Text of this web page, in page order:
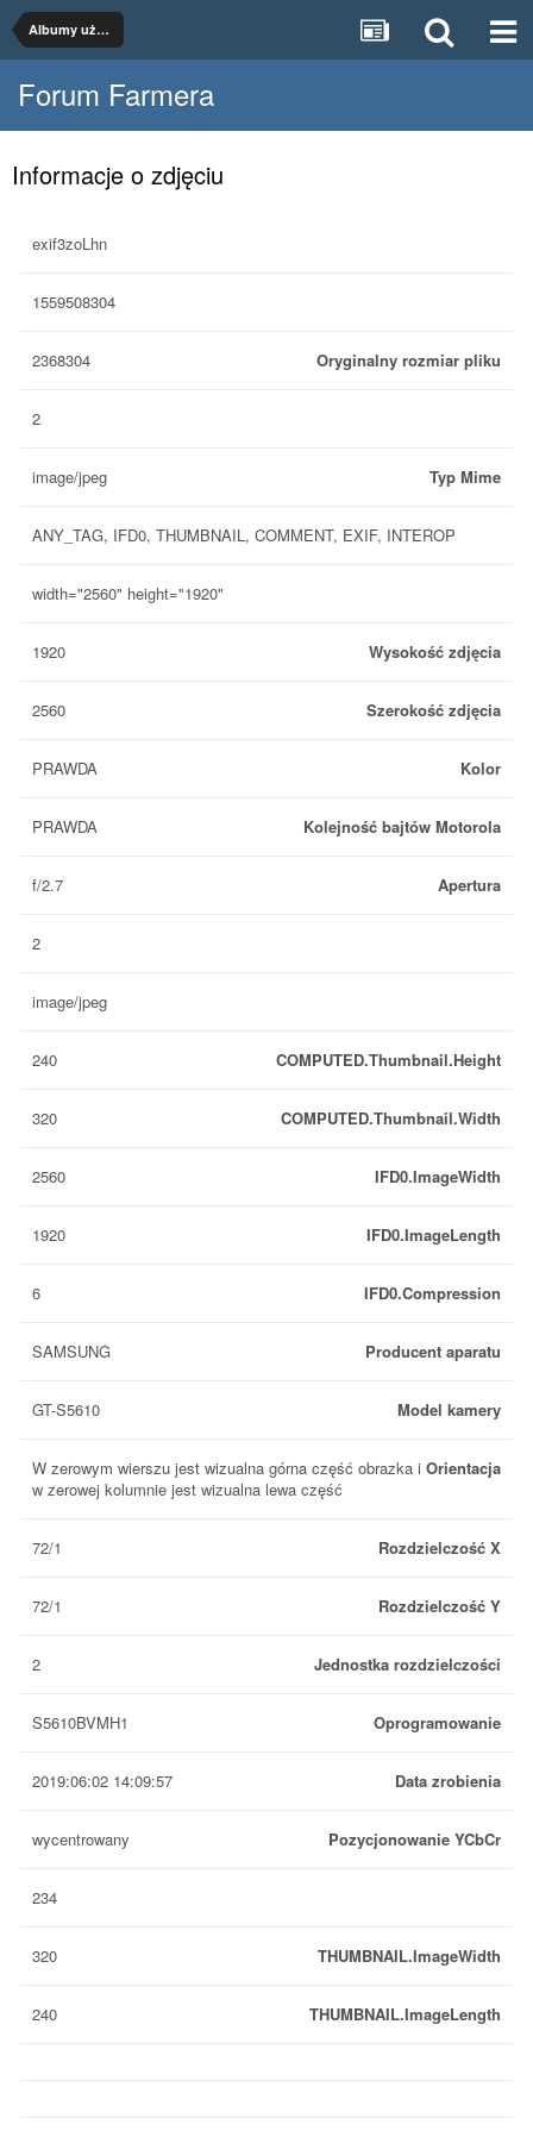
Albumy użytkowników
Forum Farmera
Informacje o zdjęciu
exif3zoLhn
1559508304
Oryginalny rozmiar pliku
2368304
2
Typ Mime
image/jpeg
ANY_TAG, IFD0, THUMBNAIL, COMMENT, EXIF, INTEROP
width="2560" height="1920"
Wysokość zdjęcia
1920
Szerokość zdjęcia
2560
Kolor
PRAWDA
Kolejność bajtów Motorola
PRAWDA
Apertura
f/2.7
2
image/jpeg
COMPUTED.Thumbnail.Height
240
COMPUTED.Thumbnail.Width
320
IFD0.ImageWidth
2560
IFD0.ImageLength
1920
IFD0.Compression
6
Producent aparatu
SAMSUNG
Model kamery
GT-S5610
Orientacja
W zerowym wierszu jest wizualna górna część obrazka i
w zerowej kolumnie jest wizualna lewa część
Rozdzielczość X
72/1
Rozdzielczość Y
72/1
Jednostka rozdzielczości
2
Oprogramowanie
S5610BVMH1
Data zrobienia
2019:06:02 14:09:57
Pozycjonowanie YCbCr
wycentrowany
234
THUMBNAIL.ImageWidth
320
THUMBNAIL.ImageLength
240